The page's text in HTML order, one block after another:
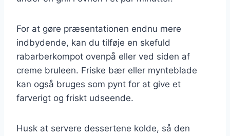
For at gøre præsentationen endnu mere
indbydende, kan du tilføje en skefuld
rabarberkompot ovenpå eller ved siden af
creme bruleen. Friske bær eller mynteblade
kan også bruges som pynt for at give et
farverigt og friskt udseende.
Husk at servere dessertene kolde, så den